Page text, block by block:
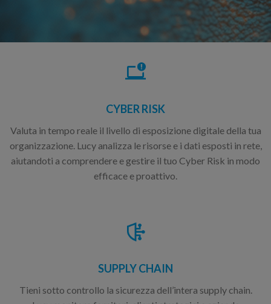
CYBER RISK
Valuta in tempo reale il livello di esposizione digitale della tua
organizzazione. Lucy analizza le risorse e i dati esposti in rete,
aiutandoti a comprendere e gestire il tuo Cyber Risk in modo
efficace e proattivo.
SUPPLY CHAIN
Tieni sotto controllo la sicurezza dell’intera supply chain.